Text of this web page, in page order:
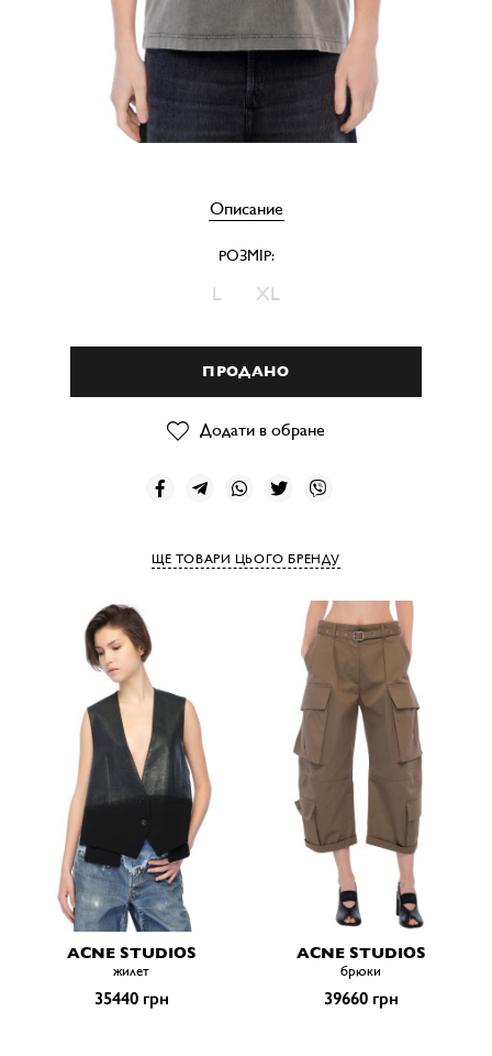
Описание
РОЗМІР:
L XL
ПРОДАНО
Додати в обране
ЩЕ ТОВАРИ ЦЬОГО БРЕНДУ
ACNE STUDIOS
жилет
35440 грн
ACNE STUDIOS
брюки
39660 грн